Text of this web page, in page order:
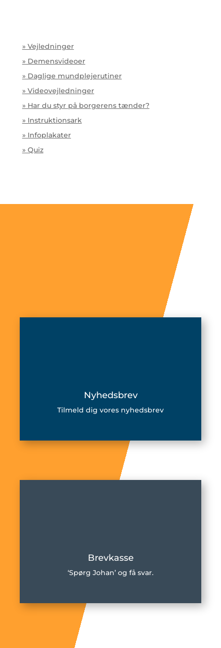
» Vejledninger
» Demensvideoer
» Daglige mundplejerutiner
» Videovejledninger
» Har du styr på borgerens tænder?
» Instruktionsark
» Infoplakater
» Quiz
Nyhedsbrev
Tilmeld dig vores nyhedsbrev
Brevkasse
‘Spørg Johan’ og få svar.